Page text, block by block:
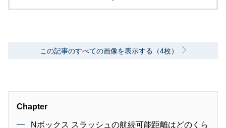
この記事のすべての画像を表示する（4枚）
Chapter
Nボックス スラッシュの航続可能距離はどのくら